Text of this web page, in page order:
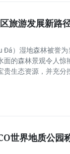
旅游发展新路
）湿地森林被誉为
的森林景观令人惊
生态资源，并充分
世界地质公园